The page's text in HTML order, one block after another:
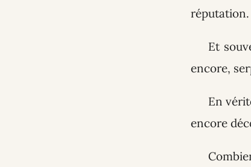
réputation.
Et
encore,
En
encore